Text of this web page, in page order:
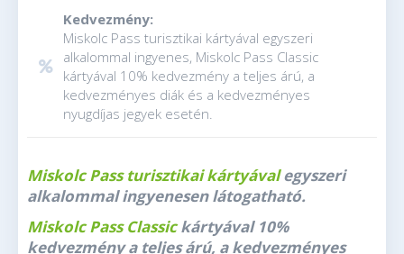
Kedvezmény:
Miskolc Pass turisztikai kártyával egyszeri
alkalommal ingyenes, Miskolc Pass Classic
kártyával 10% kedvezmény a teljes árú, a
kedvezményes diák és a kedvezményes
nyugdíjas jegyek esetén.
Miskolc Pass turisztikai kártyávalegyszeri
alkalommal ingyenesen látogatható.
Miskolc Pass Classickártyával 10%
kedvezmény a teljes árú, a kedvezményes